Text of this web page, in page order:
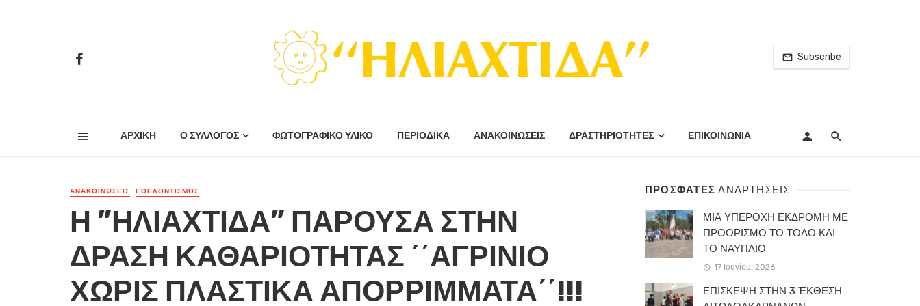
Subscribe
ΑΡΧΙΚΗ Ο ΣΥΛΛΟΓΟΣ ΦΩΤΟΓΡΑΦΙΚΟ ΥΛΙΚΟ ΠΕΡΙΟΔΙΚΆ ΑΝΑΚΟΙΝΩΣΕΙΣ ΔΡΑΣΤΗΡΙΟΤΗΤΕΣ ΕΠΙΚΟΙΝΩΝΙΑ
ΑΝΑΚΟΙΝΏΣΕΙΣ ΕΘΕΛΟΝΤΙΣΜΌΣ
Η ”ΗΛΙΑΧΤΙΔΑ” ΠΑΡΟΥΣΑ ΣΤΗΝ
ΔΡΑΣΗ ΚΑΘΑΡΙΟΤΗΤΑΣ ΄΄ΑΓΡΙΝΙΟ
ΧΩΡΙΣ ΠΛΑΣΤΙΚΑ ΑΠΟΡΡΙΜΜΑΤΑ΄΄!!!
ΠΡΟΣΦΑΤΕΣΑΝΑΡΤΗΣΕΙΣ
ΜΙΑ ΥΠΕΡΟΧΗ ΕΚΔΡΟΜΗ ΜΕ
ΠΡΟΟΡΙΣΜΟ ΤΟ ΤΟΛΟ ΚΑΙ
ΤΟ ΝΑΥΠΛΙΟ
17 Ιουνίου, 2026
ΕΠΙΣΚΕΨΗ ΣΤΗΝ 3 ΈΚΘΕΣΗ